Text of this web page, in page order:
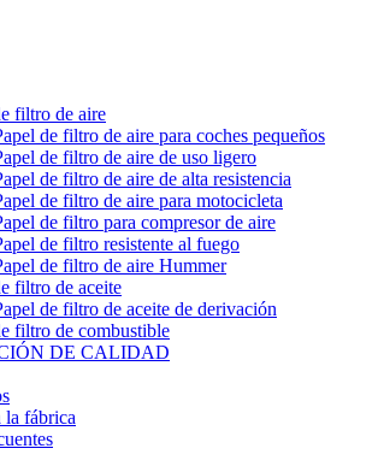
filtro de aire
de filtro de aire para coches pequeños
de filtro de aire de uso ligero
de filtro de aire de alta resistencia
de filtro de aire para motocicleta
de filtro para compresor de aire
de filtro resistente al fuego
de filtro de aire Hummer
filtro de aceite
de filtro de aceite de derivación
filtro de combustible
DE CALIDAD
la fábrica